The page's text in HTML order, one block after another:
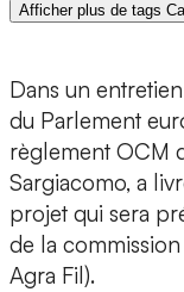
Afficher plus de tags
Dans un
du Parlement
règlement OCM
Sargiacomo, a
projet qui sera
de la
Agra Fil).